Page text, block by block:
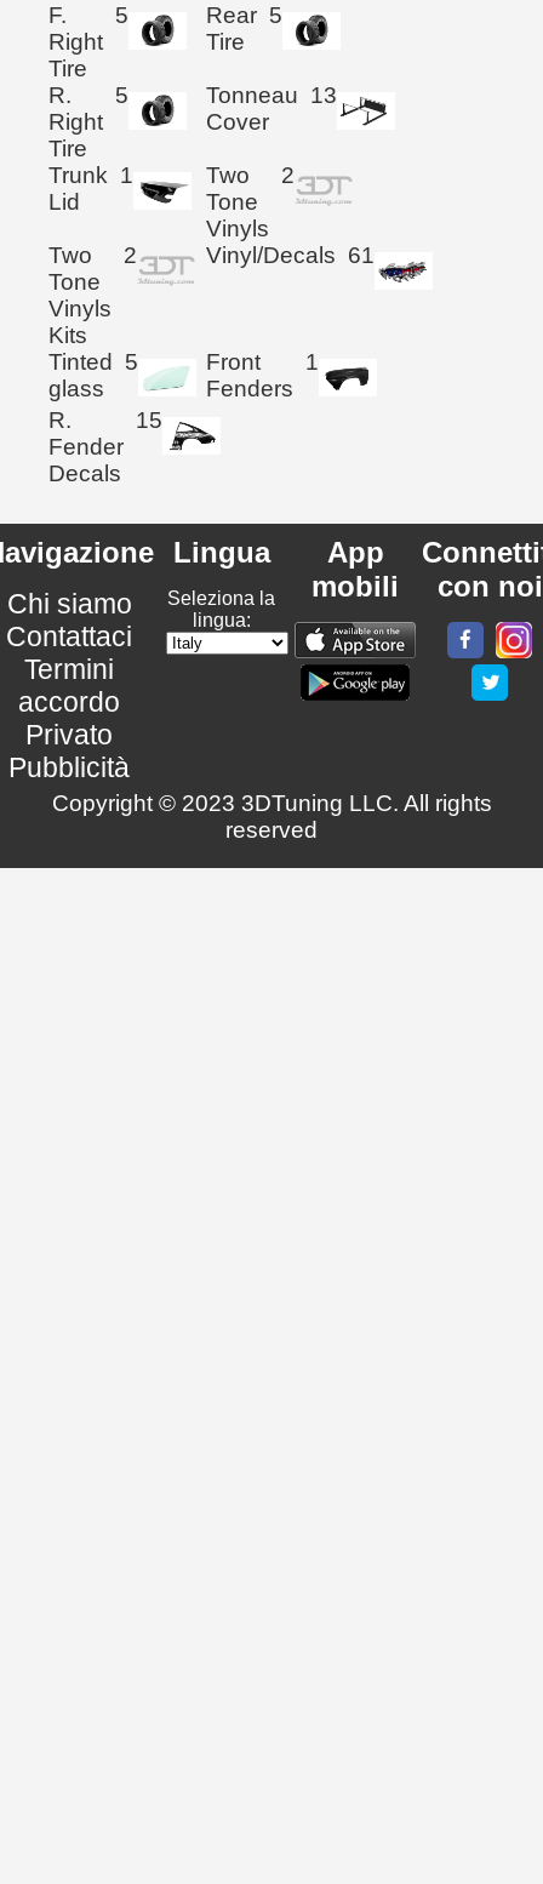
F.
Right
Tire
5
Rear
Tire
5
R.
Right
Tire
5
Tonneau
Cover
13
Trunk
Lid
1
Two
Tone
Vinyls
2
Two
Tone
Vinyls
Kits
2 Vinyl/Decals 61
Tinted
glass
5
Front
Fenders
1
R.
Fender
Decals
15
Chi siamo
Contattaci
Termini
accordo
Privato
Pubblicità
Lingua
Seleziona la
lingua:
App
mobili
con noi
Copyright © 2023 3DTuning LLC. All rights
reserved